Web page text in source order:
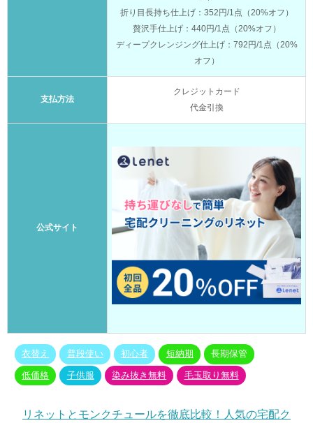
折り目長持ち仕上げ：352円/1点（20%オフ）
贅沢手仕上げ：440円/1点（20%オフ）
ディープクレンジング仕上げ：792円/1点（20%
オフ）
支払方法
クレジットカード
代金引換
公式サイト
衣替え 普段使い 初心者 短納期 長期保管
低価格 子供服 染み抜き無料 毛玉取り無料
リネットとモンクチュールを徹底比較！人気の宅配ク